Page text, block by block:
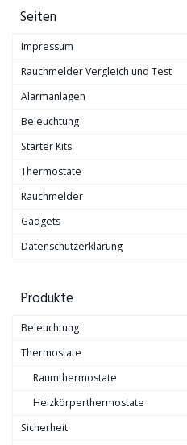
Seiten
Impressum
Rauchmelder Vergleich und Test
Alarmanlagen
Beleuchtung
Starter Kits
Thermostate
Rauchmelder
Gadgets
Datenschutzerklärung
Produkte
Beleuchtung
Thermostate
Raumthermostate
Heizkörperthermostate
Sicherheit